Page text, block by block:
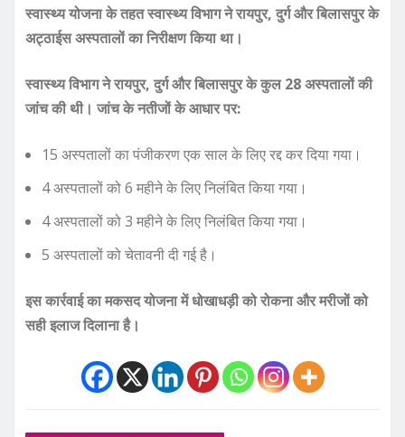
स्वास्थ्य योजना के तहत स्वास्थ्य विभाग ने रायपुर, दुर्ग और बिलासपुर के
अट्ठाईस अस्पतालों का निरीक्षण किया था।
स्वास्थ्य विभाग ने रायपुर, दुर्ग और बिलासपुर के कुल 28 अस्पतालों की
जांच की थी। जांच के नतीजों के आधार पर:
15 अस्पतालों का पंजीकरण एक साल के लिए रद्द कर दिया गया।
4 अस्पतालों को 6 महीने के लिए निलंबित किया गया।
4 अस्पतालों को 3 महीने के लिए निलंबित किया गया।
5 अस्पतालों को चेतावनी दी गई है।
इस कार्रवाई का मकसद योजना में धोखाधड़ी को रोकना और मरीजों को
सही इलाज दिलाना है।